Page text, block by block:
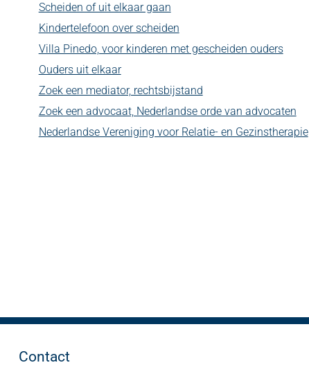
Scheiden of uit elkaar gaan
Kindertelefoon over scheiden
Villa Pinedo, voor kinderen met gescheiden ouders
Ouders uit elkaar
Zoek een mediator, rechtsbijstand
Zoek een advocaat, Nederlandse orde van advocaten
Nederlandse Vereniging voor Relatie- en Gezinstherapie
Contact